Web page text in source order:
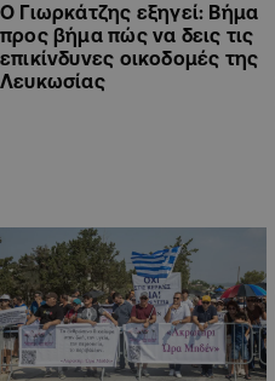
Ο Γιωρκάτζης εξηγεί: Βήμα
προς βήμα πώς να δεις τις
επικίνδυνες οικοδομές της
Λευκωσίας